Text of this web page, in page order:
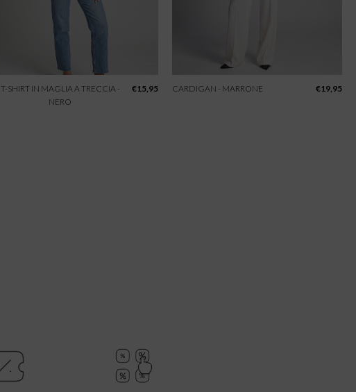
T-SHIRT IN MAGLIA A TRECCIA -
NERO
€15,95 CARDIGAN - MARRONE €19,95